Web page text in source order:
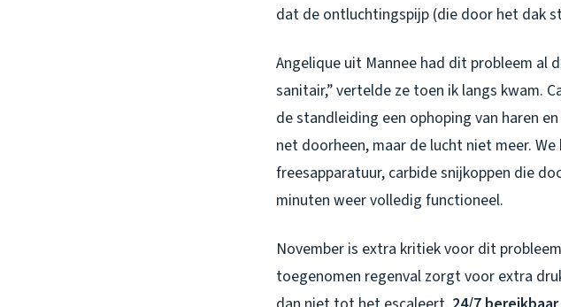
dat de ontluchtingspijp (die door het dak
Angelique uit Mannee had dit probleem al
sanitair,” vertelde ze toen ik langs kwam.
de standleiding een ophoping van haren
net doorheen, maar de lucht niet meer.
freesapparatuur, carbide snijkoppen die
minuten weer volledig functioneel.
November is extra kritiek voor dit
toegenomen regenval zorgt voor extra